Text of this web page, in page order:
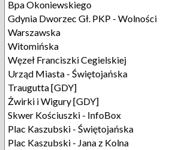
Bpa Okoniewskiego
Gdynia Dworzec Gł. PKP - Wolności
Warszawska
Witomińska
Węzeł Franciszki Cegielskiej
Urząd Miasta - Świętojańska
Traugutta [GDY]
Żwirki i Wigury [GDY]
Skwer Kościuszki - InfoBox
Plac Kaszubski - Świętojańska
Plac Kaszubski - Jana z Kolna